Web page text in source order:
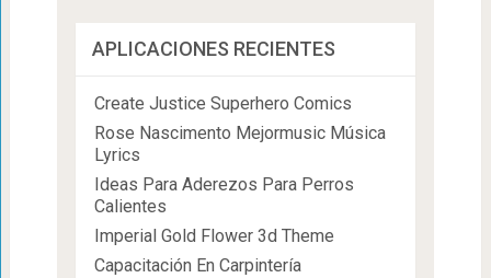
APLICACIONES RECIENTES
Create Justice Superhero Comics
Rose Nascimento Mejormusic Música
Lyrics
Ideas Para Aderezos Para Perros
Calientes
Imperial Gold Flower 3d Theme
Capacitación En Carpintería